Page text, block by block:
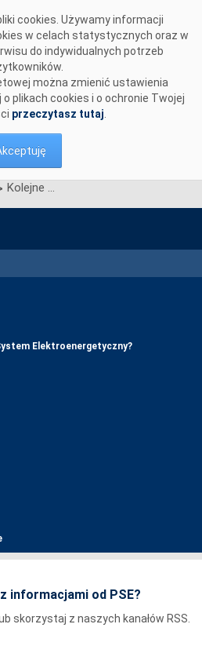
cookies. Używamy informacji
w celach statystycznych oraz w
do indywidualnych potrzeb
można zmienić ustawienia
plikach cookies i o ochronie Twojej
przeczytasz tutaj
Kolejne podmioty realizują zadania poprzez CSIRE
Elektroenergetyczny?
informacjami od PSE?
skorzystaj z naszych kanałów RSS.